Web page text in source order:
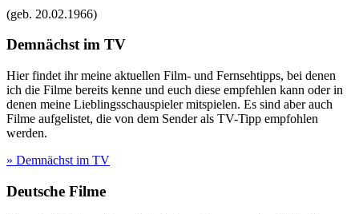
(geb. 20.02.1966)
Demnächst im TV
Hier findet ihr meine aktuellen Film- und Fernsehtipps, bei denen
ich die Filme bereits kenne und euch diese empfehlen kann oder in
denen meine Lieblingsschauspieler mitspielen. Es sind aber auch
Filme aufgelistet, die von dem Sender als TV-Tipp empfohlen
werden.
» Demnächst im TV
Deutsche Filme